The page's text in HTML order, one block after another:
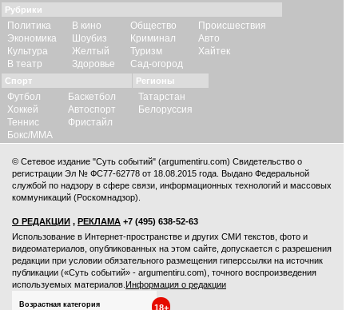
Рубрики
Политика
Экономика
Культура
В театр
В кино
Шоубиз
Желтый
Здоровье
Общество
Криминал
Туризм
Сад-огород
Происшествия
Авто
Хайтек
Спорт
Футбол
Хоккей
Теннис
Бокс/ММА
Баскетбол
Автоспорт
Фристайл
Регионы
Татарстан
Белоруссия
© Сетевое издание "Суть событий" (argumentiru.com) Свидетельство о
регистрации Эл № ФС77-62778 от 18.08.2015 года. Выдано Федеральной
службой по надзору в сфере связи, информационных технологий и массовых
коммуникаций (Роскомнадзор).
О РЕДАКЦИИ , РЕКЛАМА +7 (495) 638-52-63
Использование в Интернет-пространстве и других СМИ текстов, фото и
видеоматериалов, опубликованных на этом сайте, допускается с разрешения
редакции при условии обязательного размещения гиперссылки на источник
публикации («Суть событий» - argumentiru.com), точного воспроизведения
используемых материалов. Информация о редакции
Возрастная категория 18+